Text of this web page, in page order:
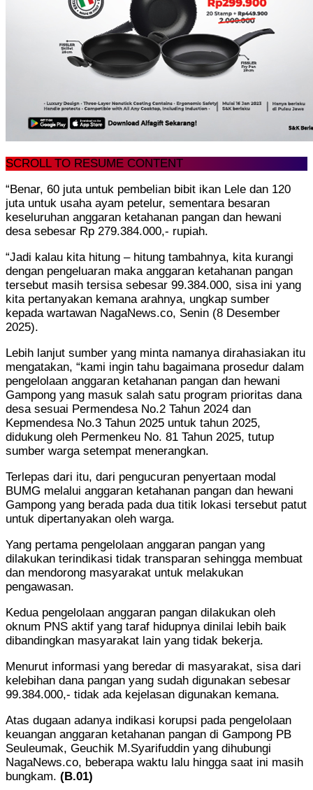
SCROLL TO RESUME CONTENT
“Benar, 60 juta untuk pembelian bibit ikan Lele dan 120
juta untuk usaha ayam petelur, sementara besaran
keseluruhan anggaran ketahanan pangan dan hewani
desa sebesar Rp 279.384.000,- rupiah.
“Jadi kalau kita hitung – hitung tambahnya, kita kurangi
dengan pengeluaran maka anggaran ketahanan pangan
tersebut masih tersisa sebesar 99.384.000, sisa ini yang
kita pertanyakan kemana arahnya, ungkap sumber
kepada wartawan NagaNews.co, Senin (8 Desember
2025).
Lebih lanjut sumber yang minta namanya dirahasiakan itu
mengatakan, “kami ingin tahu bagaimana prosedur dalam
pengelolaan anggaran ketahanan pangan dan hewani
Gampong yang masuk salah satu program prioritas dana
desa sesuai Permendesa No.2 Tahun 2024 dan
Kepmendesa No.3 Tahun 2025 untuk tahun 2025,
didukung oleh Permenkeu No. 81 Tahun 2025, tutup
sumber warga setempat menerangkan.
Terlepas dari itu, dari pengucuran penyertaan modal
BUMG melalui anggaran ketahanan pangan dan hewani
Gampong yang berada pada dua titik lokasi tersebut patut
untuk dipertanyakan oleh warga.
Yang pertama pengelolaan anggaran pangan yang
dilakukan terindikasi tidak transparan sehingga membuat
dan mendorong masyarakat untuk melakukan
pengawasan.
Kedua pengelolaan anggaran pangan dilakukan oleh
oknum PNS aktif yang taraf hidupnya dinilai lebih baik
dibandingkan masyarakat lain yang tidak bekerja.
Menurut informasi yang beredar di masyarakat, sisa dari
kelebihan dana pangan yang sudah digunakan sebesar
99.384.000,- tidak ada kejelasan digunakan kemana.
Atas dugaan adanya indikasi korupsi pada pengelolaan
keuangan anggaran ketahanan pangan di Gampong PB
Seuleumak, Geuchik M.Syarifuddin yang dihubungi
NagaNews.co, beberapa waktu lalu hingga saat ini masih
bungkam. (B.01)